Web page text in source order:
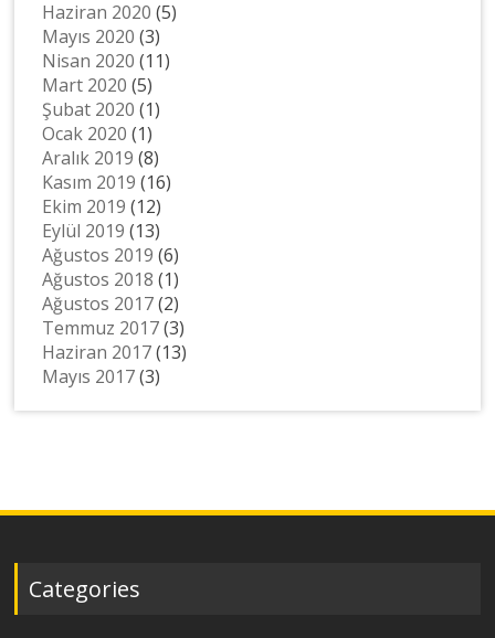
Haziran 2020 (5)
Mayıs 2020 (3)
Nisan 2020 (11)
Mart 2020 (5)
Şubat 2020 (1)
Ocak 2020 (1)
Aralık 2019 (8)
Kasım 2019 (16)
Ekim 2019 (12)
Eylül 2019 (13)
Ağustos 2019 (6)
Ağustos 2018 (1)
Ağustos 2017(2)
Temmuz 2017(3)
Haziran 2017(13)
Mayıs 2017(3)
Categories